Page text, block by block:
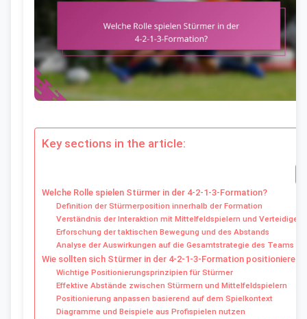
Key sections in the article:
Welche Rolle spielen Stürmer in der 4-2-1-3-Formation?
Definition der Stürmerposition innerhalb der Formation
Verständnis der Interaktion mit Mittelfeldspielern und Verteidigern
Erforschung der taktischen Bewegung und des Abstands
Analyse der Auswirkungen auf die Gesamtstrategie des Teams
Wie sollten sich Stürmer in der 4-2-1-3-Formation positionieren?
Wichtige Positionierungsprinzipien für Stürmer
Effektive Abstände zwischen Stürmern und Mittelfeldspielern
Positionierung anpassen basierend auf dem Spielkontext
Diagramme und Beispiele aus Profispielen nutzen